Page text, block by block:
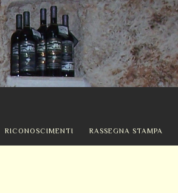
RICONOSCIMENTI RASSEGNA STAMPA